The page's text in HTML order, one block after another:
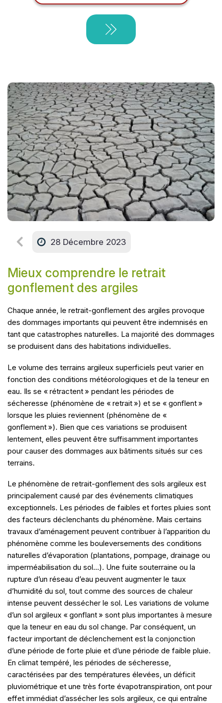
28 Décembre 2023
Mieux comprendre le retrait
gonflement des argiles
Chaque année, le retrait-gonflement des argiles provoque
des dommages importants qui peuvent être indemnisés en
tant que catastrophes naturelles. La majorité des dommages
se produisent dans des habitations individuelles.
Le volume des terrains argileux superficiels peut varier en
fonction des conditions météorologiques et de la teneur en
eau. Ils se « rétractent » pendant les périodes de
sécheresse (phénomène de « retrait ») et se « gonflent »
lorsque les pluies reviennent (phénomène de «
gonflement »). Bien que ces variations se produisent
lentement, elles peuvent être suffisamment importantes
pour causer des dommages aux bâtiments situés sur ces
terrains.
Le phénomène de retrait-gonflement des sols argileux est
principalement causé par des événements climatiques
exceptionnels. Les périodes de faibles et fortes pluies sont
des facteurs déclenchants du phénomène. Mais certains
travaux d’aménagement peuvent contribuer à l’apparition du
phénomène comme les bouleversements des conditions
naturelles d’évaporation (plantations, pompage, drainage ou
imperméabilisation du sol…). Une fuite souterraine ou la
rupture d’un réseau d’eau peuvent augmenter le taux
d’humidité du sol, tout comme des sources de chaleur
intense peuvent dessécher le sol. Les variations de volume
d’un sol argileux « gonflant » sont plus importantes à mesure
que la teneur en eau du sol change. Par conséquent, un
facteur important de déclenchement est la conjonction
d’une période de forte pluie et d’une période de faible pluie.
En climat tempéré, les périodes de sécheresse,
caractérisées par des températures élevées, un déficit
pluviométrique et une très forte évapotranspiration, ont pour
effet immédiat d’assécher les sols argileux, ce qui entraîne